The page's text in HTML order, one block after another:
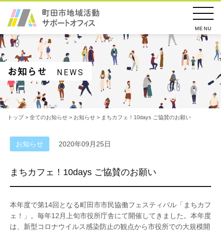
MENU
お知らせ NEWS
トップ> 全てのお知らせ > お知らせ > まちカフェ！10days ご協賛のお願い
お知らせ 2020年09月25日
まちカフェ！10days ご協賛のお願い
本年度で第14回となる町田市市民協働フェスティバル「まちカフ
ェ！」。毎年12月上旬市役所庁舎にて開催してきました。本年度
は、新型コロナウイルス感染防止の観点から市役所での大規模開